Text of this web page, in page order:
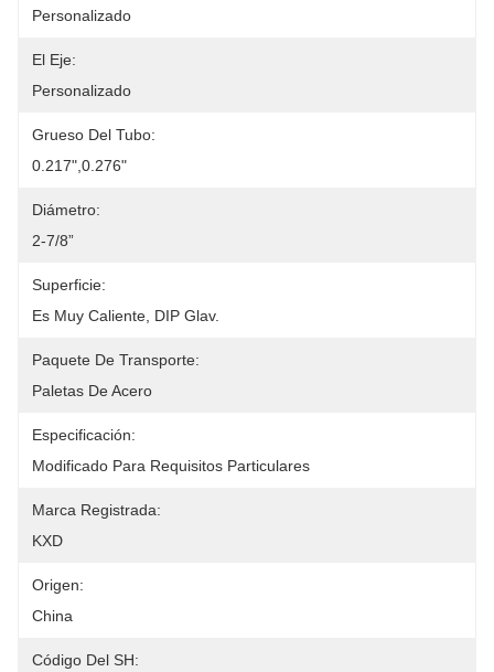
Personalizado
El Eje:
Personalizado
Grueso Del Tubo:
0.217",0.276"
Diámetro:
2-7/8”
Superficie:
Es Muy Caliente, DIP Glav.
Paquete De Transporte:
Paletas De Acero
Especificación:
Modificado Para Requisitos Particulares
Marca Registrada:
KXD
Origen:
China
Código Del SH: